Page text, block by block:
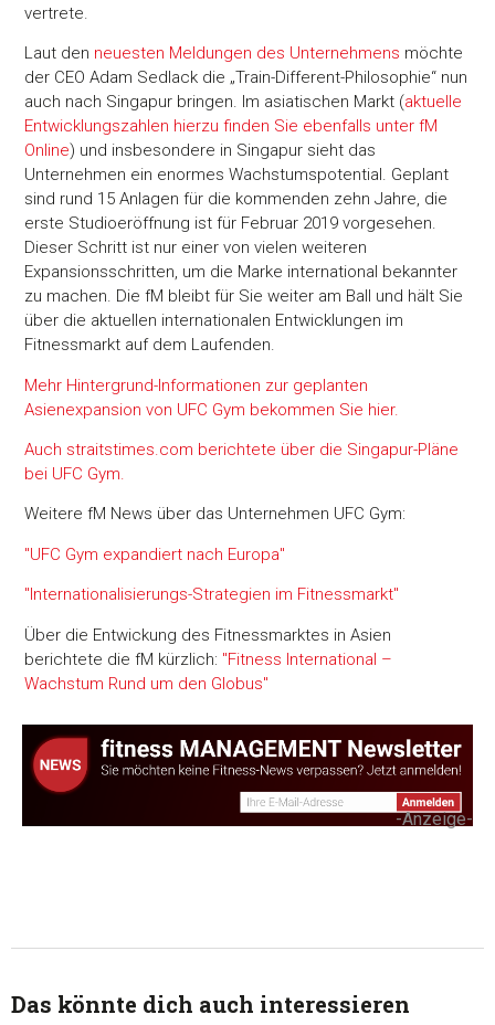
vertrete.
Laut den neuesten Meldungen des Unternehmens möchte
der CEO Adam Sedlack die „Train-Different-Philosophie“ nun
auch nach Singapur bringen. Im asiatischen Markt (aktuelle
Entwicklungszahlen hierzu finden Sie ebenfalls unter fM
Online) und insbesondere in Singapur sieht das
Unternehmen ein enormes Wachstumspotential. Geplant
sind rund 15 Anlagen für die kommenden zehn Jahre, die
erste Studioeröffnung ist für Februar 2019 vorgesehen.
Dieser Schritt ist nur einer von vielen weiteren
Expansionsschritten, um die Marke international bekannter
zu machen. Die fM bleibt für Sie weiter am Ball und hält Sie
über die aktuellen internationalen Entwicklungen im
Fitnessmarkt auf dem Laufenden.
Mehr Hintergrund-Informationen zur geplanten
Asienexpansion von UFC Gym bekommen Sie hier.
Auch straitstimes.com berichtete über die Singapur-Pläne
bei UFC Gym.
Weitere fM News über das Unternehmen UFC Gym:
"UFC Gym expandiert nach Europa"
"Internationalisierungs-Strategien im Fitnessmarkt"
Über die Entwickung des Fitnessmarktes in Asien
berichtete die fM kürzlich: "Fitness International –
Wachstum Rund um den Globus"
-Anzeige-
Das könnte dich auch interessieren